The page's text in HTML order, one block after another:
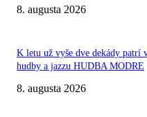
8. augusta 2026
K letu už vyše dve dekády patrí
hudby a jazzu HUDBA MODRE
8. augusta 2026